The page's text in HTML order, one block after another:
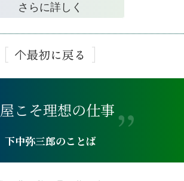
さらに詳しく
屋こ そ理想の仕事
下中弥三郎のことば